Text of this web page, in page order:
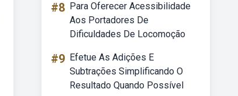
#8 Para Oferecer Acessibilidade
Aos Portadores De
Dificuldades De Locomoção
#9 Efetue As Adições E
Subtrações Simplificando O
Resultado Quando Possível